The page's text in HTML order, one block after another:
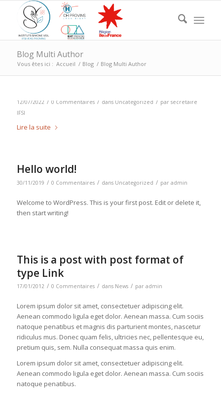
Blog Multi Author
Vous êtes ici : Accueil / Blog / Blog Multi Author
12/07/2022 / 0 Commentaires / dans Uncategorized / par secretaire
IFSI
Lire la suite
Hello world!
30/11/2019 / 0 Commentaires / dans Uncategorized / par admin
Welcome to WordPress. This is your first post. Edit or delete it,
then start writing!
This is a post with post format of
type Link
17/01/2012 / 0 Commentaires / dans News / par admin
Lorem ipsum dolor sit amet, consectetuer adipiscing elit.
Aenean commodo ligula eget dolor. Aenean massa. Cum sociis
natoque penatibus et magnis dis parturient montes, nascetur
ridiculus mus. Donec quam felis, ultricies nec, pellentesque eu,
pretium quis, sem. Nulla consequat massa quis enim.
Lorem ipsum dolor sit amet, consectetuer adipiscing elit.
Aenean commodo ligula eget dolor. Aenean massa. Cum sociis
natoque penatibus.